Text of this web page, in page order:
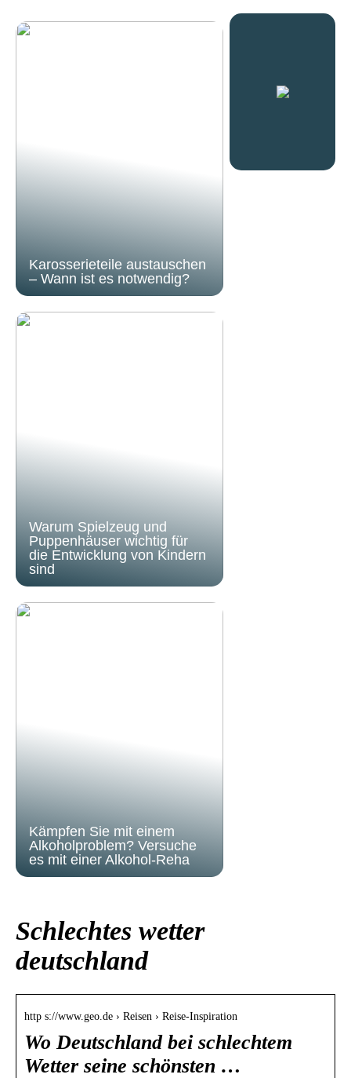
Karosserieteile austauschen
– Wann ist es notwendig?
Warum Spielzeug und
Puppenhäuser wichtig für
die Entwicklung von Kindern
sind
Kämpfen Sie mit einem
Alkoholproblem? Versuche
es mit einer Alkohol-Reha
Schlechtes wetter
deutschland
http s://www.geo.de › Reisen › Reise-Inspiration
Wo Deutschland bei schlechtem
Wetter seine schönsten …